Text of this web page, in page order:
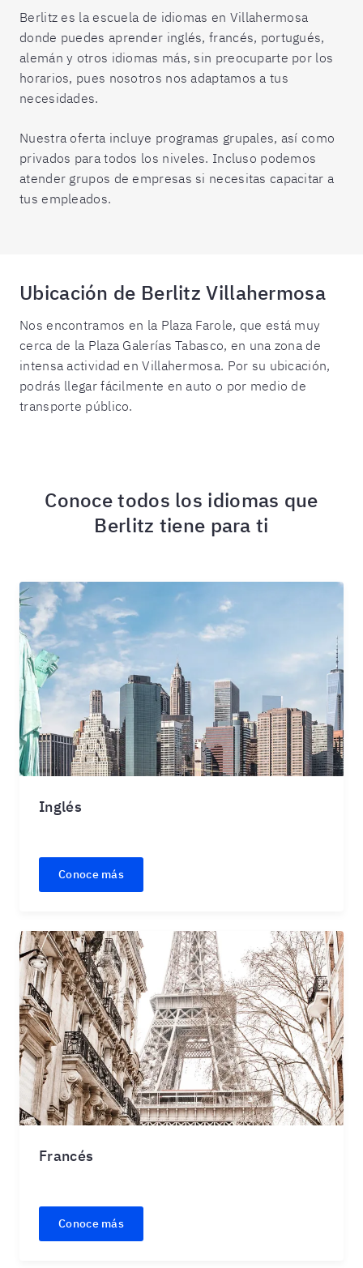
Berlitz es la escuela de idiomas en Villahermosa
donde puedes aprender inglés, francés, portugués,
alemán y otros idiomas más, sin preocuparte por los
horarios, pues nosotros nos adaptamos a tus
necesidades.
Nuestra oferta incluye programas grupales, así como
privados para todos los niveles. Incluso podemos
atender grupos de empresas si necesitas capacitar a
tus empleados.
Ubicación de Berlitz Villahermosa
Nos encontramos en la Plaza Farole, que está muy
cerca de la Plaza Galerías Tabasco, en una zona de
intensa actividad en Villahermosa. Por su ubicación,
podrás llegar fácilmente en auto o por medio de
transporte público.
Conoce todos los idiomas que
Berlitz tiene para ti
Inglés
Conoce más
Francés
Conoce más